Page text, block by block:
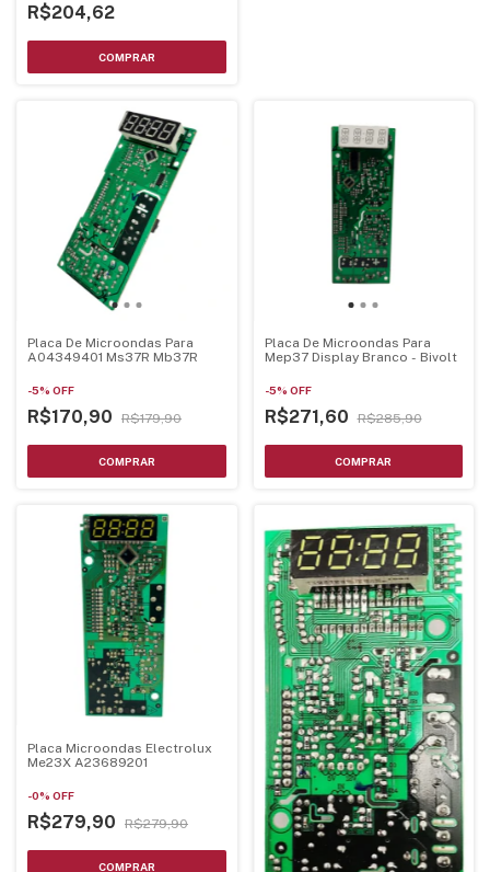
R$204,62
Placa De Microondas Para
A04349401 Ms37R Mb37R
-5% OFF
R$170,90 R$179,90
Placa De Microondas Para
Mep37 Display Branco - Bivolt
-5% OFF
R$271,60 R$285,90
Placa Microondas Electrolux
Me23X A23689201
-0% OFF
R$279,90 R$279,90